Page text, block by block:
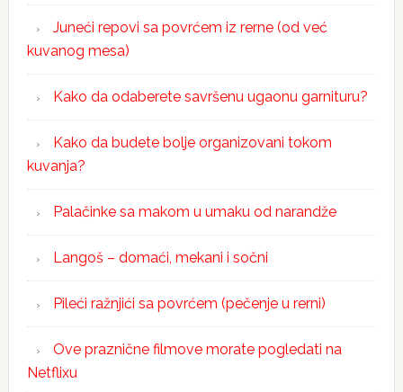
Juneći repovi sa povrćem iz rerne (od već
kuvanog mesa)
Kako da odaberete savršenu ugaonu garnituru?
Kako da budete bolje organizovani tokom
kuvanja?
Palačinke sa makom u umaku od narandže
Langoš – domaći, mekani i sočni
Pileći ražnjići sa povrćem (pečenje u rerni)
Ove praznične filmove morate pogledati na
Netflixu